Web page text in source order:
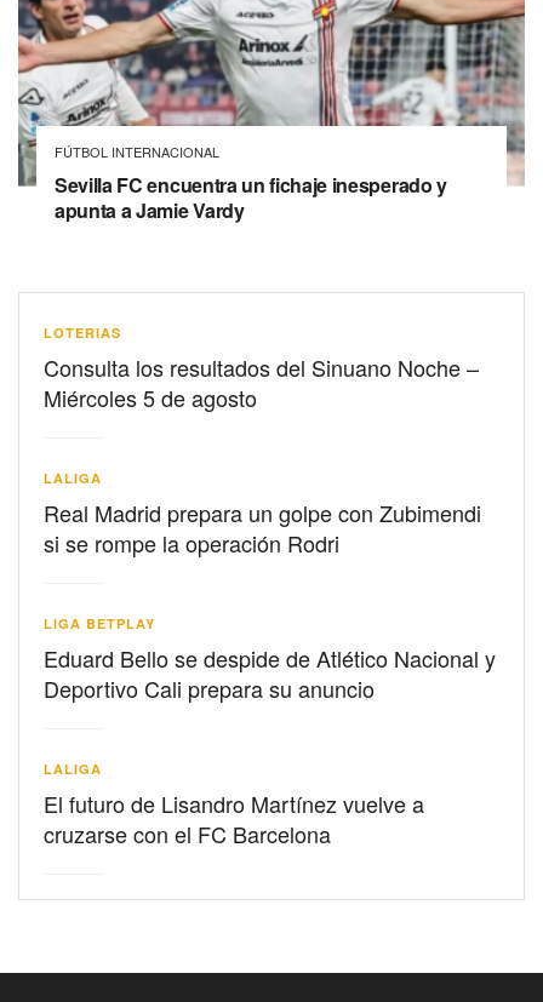
FÚTBOL INTERNACIONAL
Sevilla FC encuentra un fichaje inesperado y
apunta a Jamie Vardy
LOTERIAS
Consulta los resultados del Sinuano Noche –
Miércoles 5 de agosto
LALIGA
Real Madrid prepara un golpe con Zubimendi
si se rompe la operación Rodri
LIGA BETPLAY
Eduard Bello se despide de Atlético Nacional y
Deportivo Cali prepara su anuncio
LALIGA
El futuro de Lisandro Martínez vuelve a
cruzarse con el FC Barcelona